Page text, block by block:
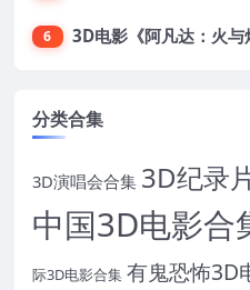
6
分类合集
3D演唱会合集 3D纪录
中国3D电影合
际3D电影合集 有鬼恐怖3D